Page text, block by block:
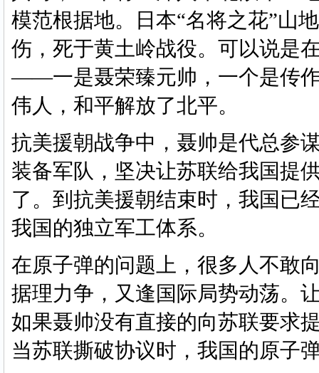
模范根据地。日本“名将之花”山
伤，死于黄土岭战役。可以说是
——一是聂荣臻元帅，一个是传
伟人，和平解放了北平。
抗美援朝战争中，聂帅是代总参
装备军队，坚决让苏联给我国提
了。到抗美援朝结束时，我国已
我国的独立军工体系。
在原子弹的问题上，很多人不敢
据理力争，又逢国际局势动荡。
如果聂帅没有直接的向苏联要求
当苏联撕破协议时，我国的原子